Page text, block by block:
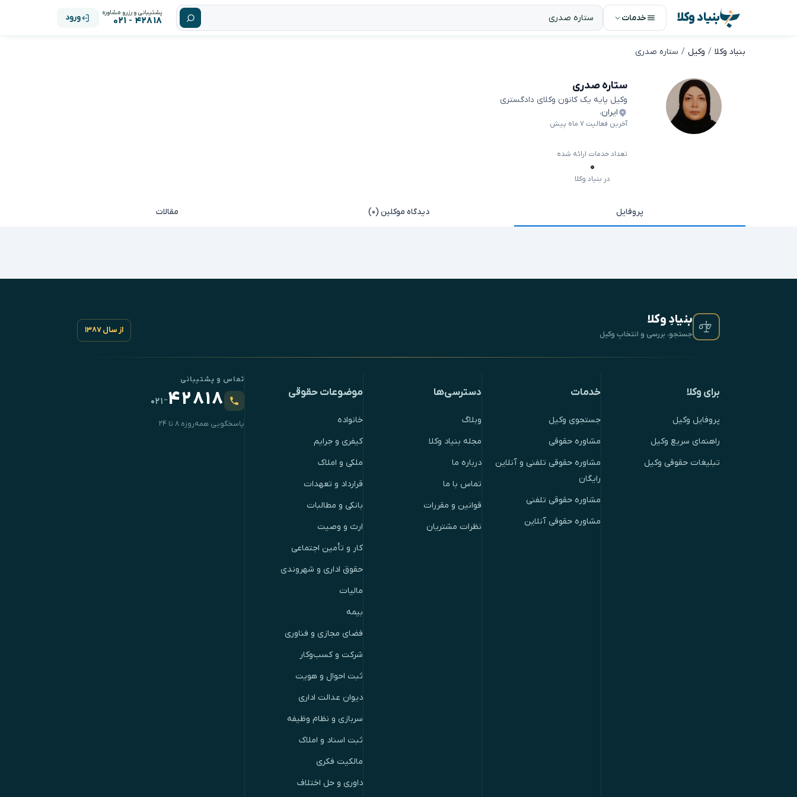
بنیاد وکلا خدمات پشتیبانی و رزرو مشاوره
۴۲۸۱۸ - ۰۲۱ ورود
بنیاد وکلا وکیل ستاره صدری
ستاره صدری
وکیل پایه یک کانون وکلای دادگستری
ایران،
آخرین فعالیت ۷ ماه پیش
تعداد خدمات ارائه شده
۰
در بنیاد وکلا
پروفایل دیدگاه موکلین (۰) مقالات
بنیادِ وکلا
جستجو، بررسی و انتخابِ وکیل از سال ۱۳۸۷
برای وکلا
پروفایل وکیل
راهنمای سریع وکیل
تبلیغات حقوقی وکیل
خدمات
جستجوی وکیل
مشاوره حقوقی
مشاوره حقوقی تلفنی و آنلاین
رایگان
مشاوره حقوقی تلفنی
مشاوره حقوقی آنلاین
دسترسی‌ها
وبلاگ
مجله بنیاد وکلا
درباره ما
تماس با ما
قوانین و مقررات
نظرات مشتریان
موضوعات حقوقی
خانواده
کیفری و جرایم
ملکی و املاک
قرارداد و تعهدات
بانکی و مطالبات
ارث و وصیت
کار و تأمین اجتماعی
حقوق اداری و شهروندی
مالیات
بیمه
فضای مجازی و فناوری
شرکت و کسب‌وکار
ثبت احوال و هویت
دیوان عدالت اداری
سربازی و نظام وظیفه
ثبت اسناد و املاک
مالکیت فکری
داوری و حل اختلاف
تماس و پشتیبانی
۴۲۸۱۸-۰۲۱
پاسخگویی همه‌روزه ۸ تا ۲۴